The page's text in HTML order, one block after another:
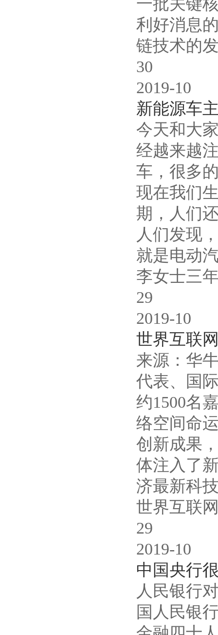
一批关键
利好消息
链技术的
30
2019-10
新能源车
今天和大
经越来越
车，很多
现在我们
期，人们
人们发现
就是电动
李女士三
29
2019-10
世界互联
来源：华
代表、国
约1500名
络空间命
创新成果
体注入了
济最新科
世界互联
29
2019-10
中国央行
人民银行
国人民银